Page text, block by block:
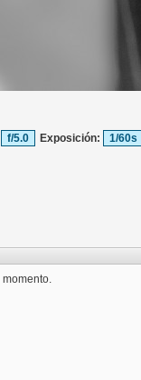
f/5.0 Exposición: 1/60s
momento.